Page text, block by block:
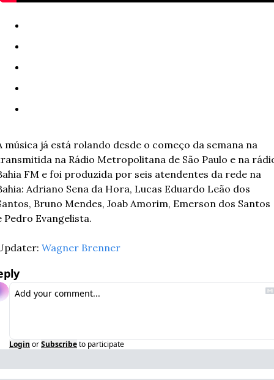
música já está rolando desde o começo da semana na
na Rádio Metropolitana de São Paulo e na
FM e foi produzida por seis atendentes da rede na
Adriano Sena da Hora, Lucas Eduardo Leão dos
Bruno Mendes, Joab Amorim, Emerson dos Santos
Pedro Evangelista.
Wagner Brenner
Login orSubscribeto participate